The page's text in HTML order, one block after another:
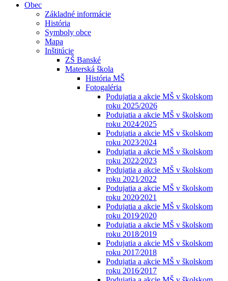
Obec
Základné informácie
História
Symboly obce
Mapa
Inštitúcie
ZŠ Banské
Materská škola
História MŠ
Fotogaléria
Podujatia a akcie MŠ v školskom
roku 2025/2026
Podujatia a akcie MŠ v školskom
roku 2024⁄2025
Podujatia a akcie MŠ v školskom
roku 2023⁄2024
Podujatia a akcie MŠ v školskom
roku 2022⁄2023
Podujatia a akcie MŠ v školskom
roku 2021⁄2022
Podujatia a akcie MŠ v školskom
roku 2020⁄2021
Podujatia a akcie MŠ v školskom
roku 2019⁄2020
Podujatia a akcie MŠ v školskom
roku 2018⁄2019
Podujatia a akcie MŠ v školskom
roku 2017⁄2018
Podujatia a akcie MŠ v školskom
roku 2016⁄2017